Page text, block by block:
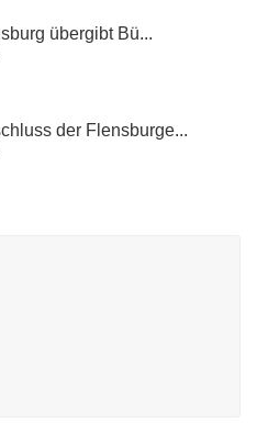
übergibt Bü...
der Flensburge...